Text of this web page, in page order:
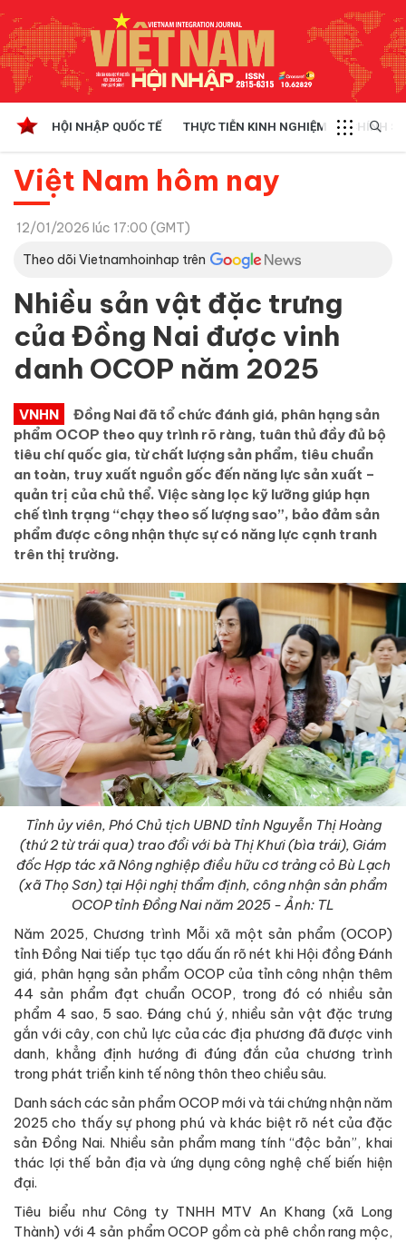
HỘI NHẬP QUỐC TẾ THỰC TIỄN KINH NGHIỆM CHÍNH
Việt Nam hôm nay
12/01/2026 lúc 17:00 (GMT)
Theo dõi Vietnamhoinhap trên
Nhiều sản vật đặc trưng
của Đồng Nai được vinh
danh OCOP năm 2025
VNHN
Đồng Nai đã tổ chức đánh giá, phân hạng sản
phẩm OCOP theo quy trình rõ ràng, tuân thủ đầy đủ bộ
tiêu chí quốc gia, từ chất lượng sản phẩm, tiêu chuẩn
an toàn, truy xuất nguồn gốc đến năng lực sản xuất –
quản trị của chủ thể. Việc sàng lọc kỹ lưỡng giúp hạn
chế tình trạng “chạy theo số lượng sao”, bảo đảm sản
phẩm được công nhận thực sự có năng lực cạnh tranh
trên thị trường.
Tỉnh ủy viên, Phó Chủ tịch UBND tỉnh Nguyễn Thị Hoàng
(thứ 2 từ trái qua) trao đổi với bà Thị Khưi (bìa trái), Giám
đốc Hợp tác xã Nông nghiệp điều hữu cơ trảng cỏ Bù Lạch
(xã Thọ Sơn) tại Hội nghị thẩm định, công nhận sản phẩm
OCOP tỉnh Đồng Nai năm 2025 - Ảnh: TL
Năm 2025, Chương trình Mỗi xã một sản phẩm (OCOP)
tỉnh Đồng Nai tiếp tục tạo dấu ấn rõ nét khi Hội đồng Đánh
giá, phân hạng sản phẩm OCOP của tỉnh công nhận thêm
44 sản phẩm đạt chuẩn OCOP, trong đó có nhiều sản
phẩm 4 sao, 5 sao. Đáng chú ý, nhiều sản vật đặc trưng
gắn với cây, con chủ lực của các địa phương đã được vinh
danh, khẳng định hướng đi đúng đắn của chương trình
trong phát triển kinh tế nông thôn theo chiều sâu.
Danh sách các sản phẩm OCOP mới và tái chứng nhận năm
2025 cho thấy sự phong phú và khác biệt rõ nét của đặc
sản Đồng Nai. Nhiều sản phẩm mang tính “độc bản”, khai
thác lợi thế bản địa và ứng dụng công nghệ chế biến hiện
đại.
Tiêu biểu như Công ty TNHH MTV An Khang (xã Long
Thành) với 4 sản phẩm OCOP gồm cà phê chồn rang mộc,